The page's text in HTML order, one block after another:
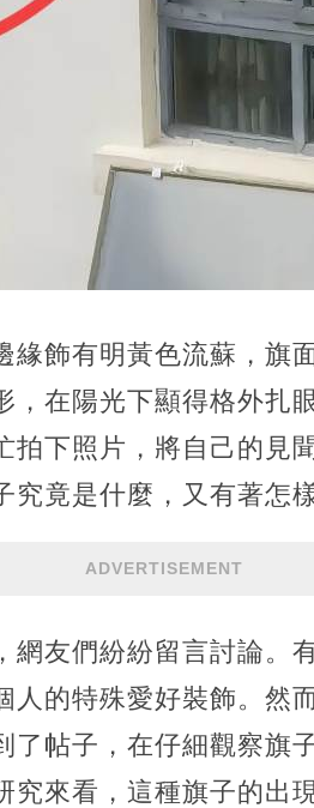
飾有明黃色流蘇，旗
，在陽光下顯得格外扎
拍下照片，將自己的見
竟是什麼，又有著怎
ADVERTISEMENT
網友們紛紛留言討論。
人的特殊愛好裝飾。然
了帖子，在仔細觀察旗
究來看，這種旗子的出